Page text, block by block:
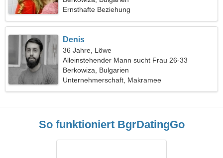
Ernsthafte Beziehung
Denis
36 Jahre, Löwe
Alleinstehender Mann sucht Frau 26-33
Berkowiza, Bulgarien
Unternehmerschaft, Makramee
So funktioniert BgrDatingGo